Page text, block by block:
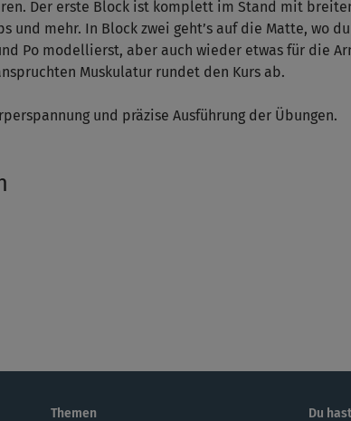
Der erste Block ist komplett im Stand mit
und mehr. In Block zwei geht’s auf die Matte, wo
Po modellierst, aber auch wieder etwas für die
Muskulatur rundet den Kurs ab.
und präzise Ausführung der Übungen.
Themen
Du